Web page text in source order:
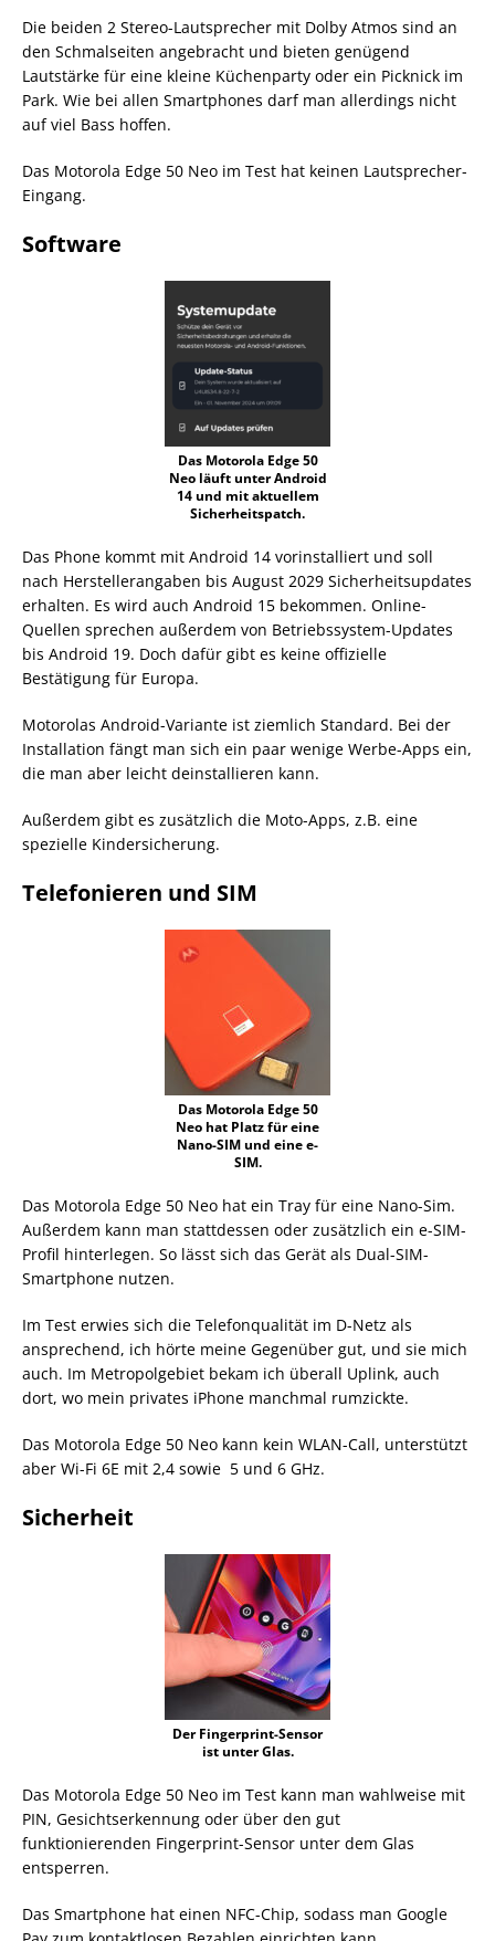
Die beiden 2 Stereo-Lautsprecher mit Dolby Atmos sind an
den Schmalseiten angebracht und bieten genügend
Lautstärke für eine kleine Küchenparty oder ein Picknick im
Park. Wie bei allen Smartphones darf man allerdings nicht
auf viel Bass hoffen.
Das Motorola Edge 50 Neo im Test hat keinen Lautsprecher-
Eingang.
Software
Das Motorola Edge 50
Neo läuft unter Android
14 und mit aktuellem
Sicherheitspatch.
Das Phone kommt mit Android 14 vorinstalliert und soll
nach Herstellerangaben bis August 2029 Sicherheitsupdates
erhalten. Es wird auch Android 15 bekommen. Online-
Quellen sprechen außerdem von Betriebssystem-Updates
bis Android 19. Doch dafür gibt es keine offizielle
Bestätigung für Europa.
Motorolas Android-Variante ist ziemlich Standard. Bei der
Installation fängt man sich ein paar wenige Werbe-Apps ein,
die man aber leicht deinstallieren kann.
Außerdem gibt es zusätzlich die Moto-Apps, z.B. eine
spezielle Kindersicherung.
Telefonieren und SIM
Das Motorola Edge 50
Neo hat Platz für eine
Nano-SIM und eine e-
SIM.
Das Motorola Edge 50 Neo hat ein Tray für eine Nano-Sim.
Außerdem kann man stattdessen oder zusätzlich ein e-SIM-
Profil hinterlegen. So lässt sich das Gerät als Dual-SIM-
Smartphone nutzen.
Im Test erwies sich die Telefonqualität im D-Netz als
ansprechend, ich hörte meine Gegenüber gut, und sie mich
auch. Im Metropolgebiet bekam ich überall Uplink, auch
dort, wo mein privates iPhone manchmal rumzickte.
Das Motorola Edge 50 Neo kann kein WLAN-Call, unterstützt
aber Wi-Fi 6E mit 2,4 sowie 5 und 6 GHz.
Sicherheit
Der Fingerprint-Sensor
ist unter Glas.
Das Motorola Edge 50 Neo im Test kann man wahlweise mit
PIN, Gesichtserkennung oder über den gut
funktionierenden Fingerprint-Sensor unter dem Glas
entsperren.
Das Smartphone hat einen NFC-Chip, sodass man Google